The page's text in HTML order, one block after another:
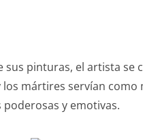
sus pinturas, el artista se
mártires servían
y emotivas.